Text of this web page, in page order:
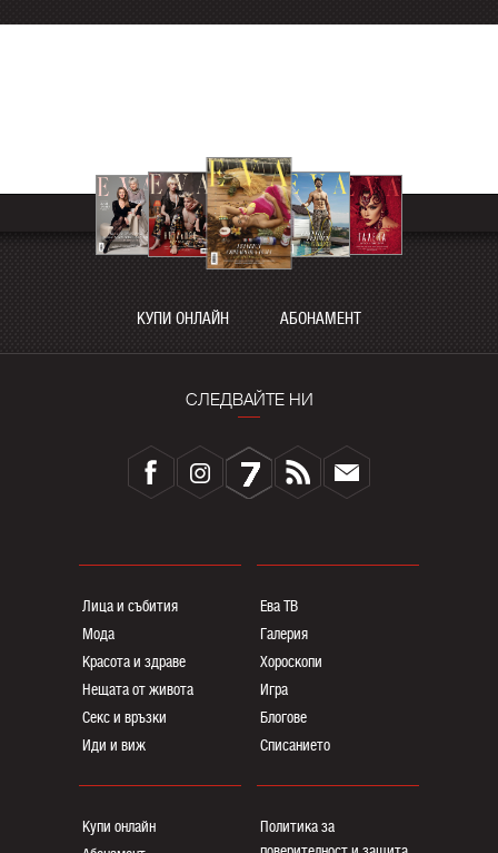
КУПИ ОНЛАЙН АБОНАМЕНТ
СЛЕДВАЙТЕ НИ
Лица и събития
Мода
Красота и здраве
Нещата от живота
Секс и връзки
Иди и виж
Ева ТВ
Галерия
Хороскопи
Игра
Блогoве
Списанието
Купи онлайн
Политика за